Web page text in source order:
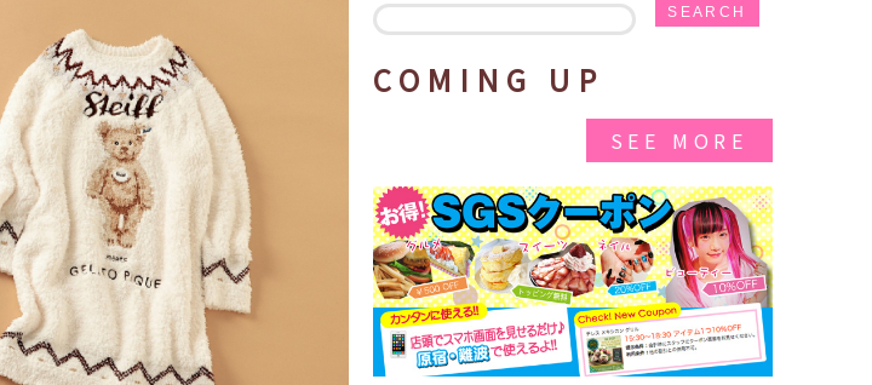
SEARCH
COMING UP
SEE MORE